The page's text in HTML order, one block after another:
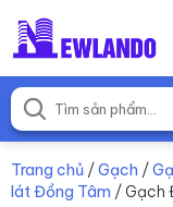
Trang chủ /Gạch /
lát Đồng Tâm / Gạch